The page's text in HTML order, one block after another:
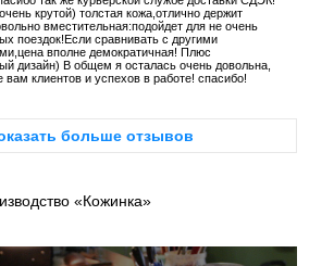
крутой) толстая кожа,отлично держит
вместительная:подойдет для не очень
поездок!Если сравнивать с другими
вполне демократичная! Плюс
дизайн) В общем я осталась очень довольна,
вам клиентов и успехов в работе! спасибо!
больше отзывов
«Кожинка»